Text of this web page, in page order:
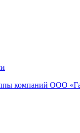
компаний ООО